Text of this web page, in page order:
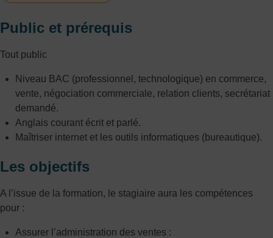
Public et prérequis
Tout public
Niveau BAC (professionnel, technologique) en commerce,
vente, négociation commerciale, relation clients, secrétariat
demandé.
Anglais courant écrit et parlé.
Maîtriser internet et les outils informatiques (bureautique).
Les objectifs
A l’issue de la formation, le stagiaire aura les compétences
pour :
Assurer l’administration des ventes :